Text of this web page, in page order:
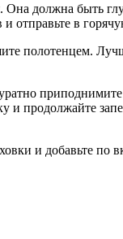
Она должна быть
отправьте в
полотенцем.
и продолжайте
и добавьте